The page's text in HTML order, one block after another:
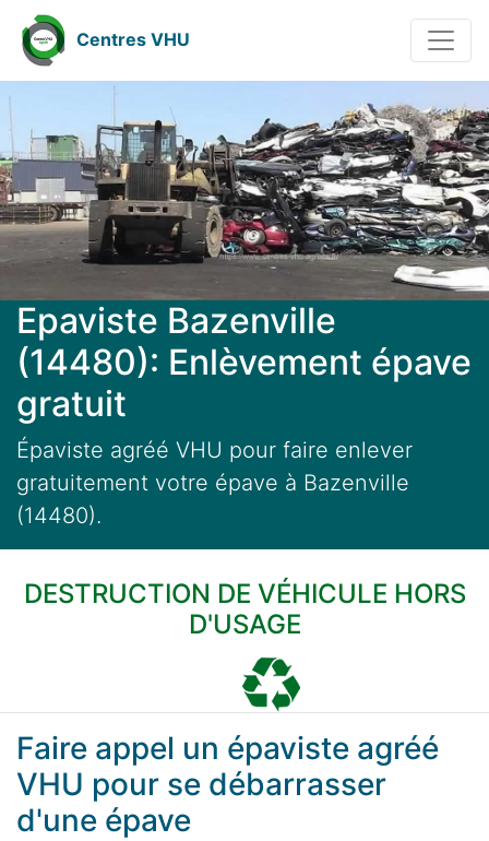
Centres VHU
Epaviste Bazenville
(14480): Enlèvement épave
gratuit
Épaviste agréé VHU pour faire enlever
gratuitement votre épave à Bazenville
(14480).
DESTRUCTION DE VÉHICULE HORS
D'USAGE
Faire appel un épaviste agréé
VHU pour se débarrasser
d'une épave